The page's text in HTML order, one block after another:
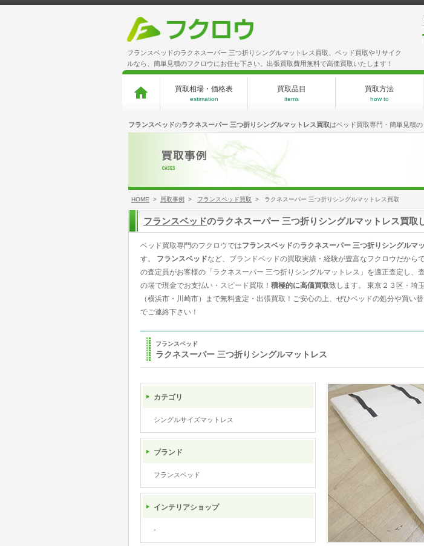
フランスベッドのラクネスーパー 三つ折りシングルマットレス買取、ベッド買取やリサイク
ルなら、簡単見積のフクロウにお任せ下さい。出張買取費用無料で高価買取いたします！
買取相場・価格表
estimation
買取品目
items
買取方法
how to
フランスベッドのラクネスーパー 三つ折りシングルマットレス買取はベッド買取専門・簡単見積
HOME > 買取事例 > フランスベッド買取 > ラクネスーパー 三つ折りシングルマットレス買取
フランスベッドのラクネスーパー 三つ折りシングルマットレス買取
ベッド買取専門のフクロウではフランスベッドのラクネスーパー 三つ折りシングルマ
す。 フランスベッドなど、ブランドベッドの買取実績・経験が豊富なフクロウだから
の査定員がお客様の「ラクネスーパー 三つ折りシングルマットレス」を適正査定し、
の場で現金でお支払い・スピード買取！ 積極的に高価買取致します。 東京２３区・埼
（横浜市・川崎市）まで無料査定・出張買取！ご安心の上、ぜひベッドの処分や買い
でご連絡下さい！
フランスベッド
ラクネスーパー 三つ折りシングルマットレス
カテゴリ
シングルサイズマットレス
ブランド
フランスベッド
インテリアショップ
-